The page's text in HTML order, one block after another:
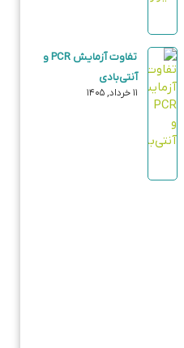
تفاوت آزمایش PCR و
آنتی‌بادی
۱۱ خرداد, ۱۴۰۵